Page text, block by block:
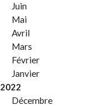
Juin
Mai
Avril
Mars
Février
Janvier
2022
Décembre